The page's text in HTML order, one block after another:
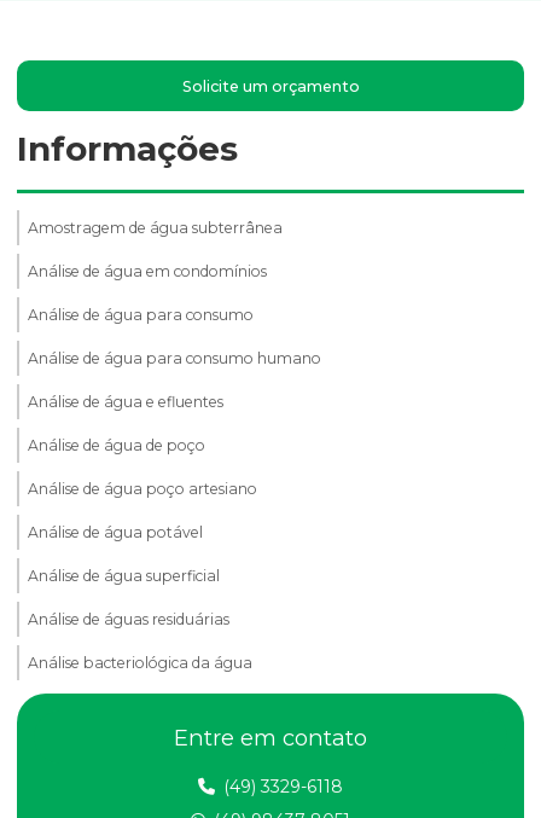
Solicite um orçamento
Informações
Amostragem de água subterrânea
Análise de água em condomínios
Análise de água para consumo
Análise de água para consumo humano
Análise de água e efluentes
Análise de água de poço
Análise de água poço artesiano
Análise de água potável
Análise de água superficial
Análise de águas residuárias
Análise bacteriológica da água
Análise de dbo em efluentes
Análise de dqo em efluente
Entre em contato
(49) 3329-6118